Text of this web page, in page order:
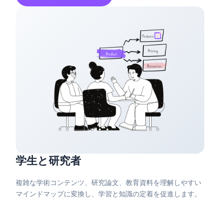
学生と研究者
複雑な学術コンテンツ、研究論文、教育資料を理解しやすい
マインドマップに変換し、学習と知識の定着を促進します。